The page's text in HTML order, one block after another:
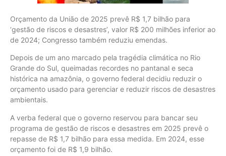
Orçamento da União de 2025 prevê R$ 1,7 bilhão para
‘gestão de riscos e desastres’, valor R$ 200 milhões inferior ao
de 2024; Congresso também reduziu emendas.
Depois de um ano marcado pela tragédia climática no Rio
Grande do Sul, queimadas recordes no pantanal e seca
histórica na amazônia, o governo federal decidiu reduzir o
orçamento usado para gerenciar e reduzir riscos de desastres
ambientais.
A verba federal que o governo reservou para bancar seu
programa de gestão de riscos e desastres em 2025 prevê o
repasse de R$ 1,7 bilhão para essa medida. Em 2024, esse
orçamento foi de R$ 1,9 bilhão.